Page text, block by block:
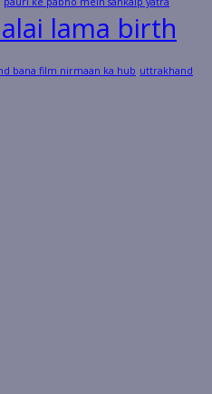
lama birth
bana film nirmaan ka hub uttrakhand